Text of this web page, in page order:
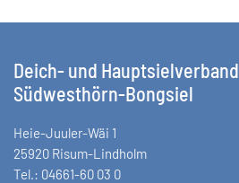
Deich- und Hauptsielverband
Südwesthörn-Bongsiel
Heie-Juuler-Wäi 1
25920 Risum-Lindholm
Tel.: 04661-60 03 0